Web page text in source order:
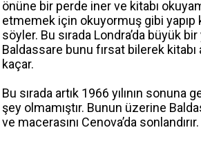
önüne bir perde iner ve kitabı
etmemek için okuyormuş gibi
söyler. Bu sırada Londra’da büyük
Baldassare bunu fırsat bilerek kitabı
kaçar.
Bu sırada artık 1966 yılının sonuna
şey olmamıştır. Bunun üzerine
ve macerasını Cenova’da sonlandırır.